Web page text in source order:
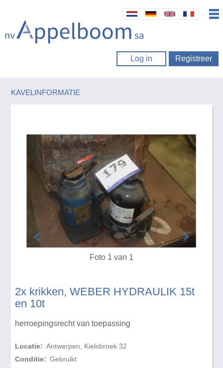
Log in Registreer
KAVELINFORMATIE
2x krikken, WEBER HYDRAULIK 15t
en 10t
herroepingsrecht van toepassing
Locatie: Antwerpen, Kielsbroek 32
Conditie: Gebruikt
Foto 1 van 1